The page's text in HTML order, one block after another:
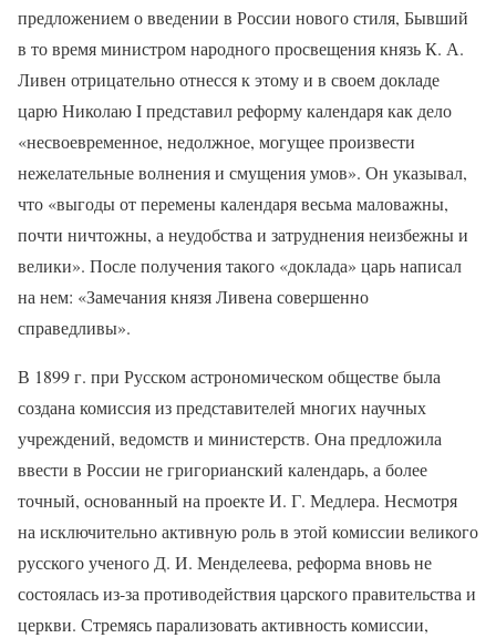
предложением о введении в России нового стиля, Бывший
в то время министром народного просвещения князь К. А.
Ливен отрицательно отнесся к этому и в своем докладе
царю Николаю I представил реформу календаря как дело
«несвоевременное, недолжное, могущее произвести
нежелательные волнения и смущения умов». Он указывал,
что «выгоды от перемены календаря весьма маловажны,
почти ничтожны, а неудобства и затруднения неизбежны и
велики». После получения такого «доклада» царь написал
на нем: «Замечания князя Ливена совершенно
справедливы».
В 1899 г. при Русском астрономическом обществе была
создана комиссия из представителей многих научных
учреждений, ведомств и министерств. Она предложила
ввести в России не григорианский календарь, а более
точный, основанный на проекте И. Г. Медлера. Несмотря
на исключительно активную роль в этой комиссии великого
русского ученого Д. И. Менделеева, реформа вновь не
состоялась из-за противодействия царского правительства и
церкви. Стремясь парализовать активность комиссии,